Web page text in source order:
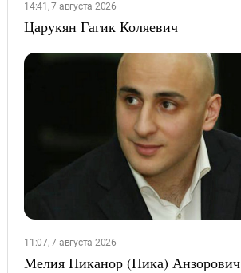
14:41, 7 августа 2026
Царукян Гагик Коляевич
11:07, 7 августа 2026
Мелия Никанор (Ника) Анзорович